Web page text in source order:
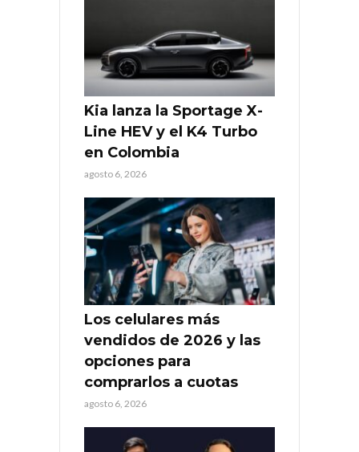
Kia lanza la Sportage X-
Line HEV y el K4 Turbo
en Colombia
agosto 6, 2026
Los celulares más
vendidos de 2026 y las
opciones para
comprarlos a cuotas
agosto 6, 2026